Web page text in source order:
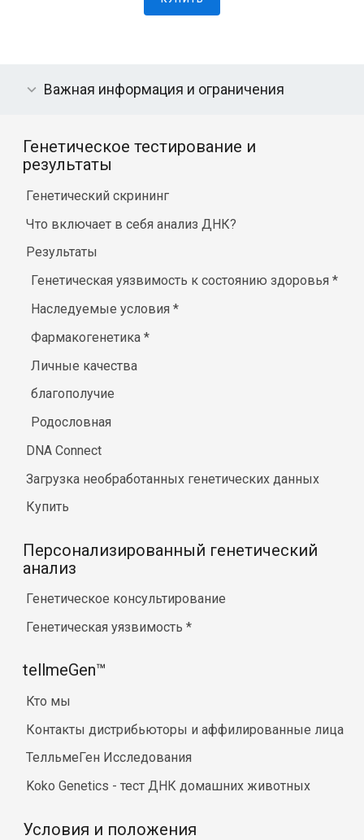
Важная информация и ограничения
Генетическое тестирование и
результаты
Генетический скрининг
Что включает в себя анализ ДНК?
Результаты
Генетическая уязвимость к состоянию здоровья*
Наследуемые условия*
Фармакогенетика*
Личные качества
благополучие
Родословная
DNA Connect
Загрузка необработанных генетических данных
Купить
Персонализированный генетический
анализ
Генетическое консультирование
Генетическая уязвимость *
tellmeGen™
Кто мы
Контакты дистрибьюторы и аффилированные лица
ТелльмеГен Исследования
Koko Genetics - тест ДНК домашних животных
Условия и положения